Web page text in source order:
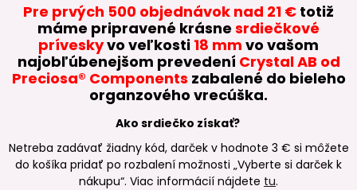
Pre prvých 500 objednávok nad 21 € totiž
máme pripravené krásne srdiečkové
príveskyvo veľkosti 18 mm vo vašom
najobľúbenejšom prevedení Crystal AB od
Preciosa® Components zabalené do bieleho
organzového vrecúška.
Ako srdiečko získať?
Netreba zadávať žiadny kód, darček v hodnote 3 € si môžete
do košíka pridať po rozbalení možnosti „Vyberte si darček k
nákupu“. Viac informácií nájdete tu.